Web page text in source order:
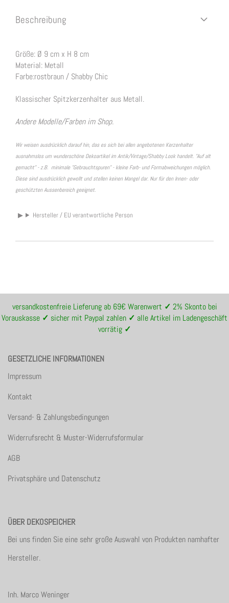
Beschreibung
Größe: Ø 9 cm x H 8 cm
Material: Metall
Farbe:rostbraun / Shabby Chic
Klassischer Spitzkerzenhalter aus Metall.
Andere Modelle/Farben im Shop.
Wir weisen ausdrücklich darauf hin, das es sich bei allen angebotenen Kerzenhalter
ausnahmslos um wunderschöne Dekoartikel im Antik/Vintage/Shabby Look handelt. "Auf alt
gemacht" - z.B. minimale "Gebrauchtspuren" - kleine Farb- und Formabweichungen möglich.
Diese sind ausdrücklich gewollt und stellen keinen Mangel dar. Nur für den Innen- oder
geschützten Aussenbereich geeignet.
Hersteller / EU verantwortliche Person
versandkostenfreie Lieferung ab 69€ Warenwert ✓ 2% Skonto bei
Vorauskasse ✓ sicher mit Paypal zahlen ✓ alle Artikel im Ladengeschäft
vorrätig ✓
GESETZLICHE INFORMATIONEN
Impressum
Kontakt
Versand- & Zahlungsbedingungen
Widerrufsrecht & Muster-Widerrufsformular
AGB
Privatsphäre und Datenschutz
ÜBER DEKOSPEICHER
Bei uns finden Sie eine sehr große Auswahl von Produkten namhafter
Hersteller.
Inh. Marco Weninger